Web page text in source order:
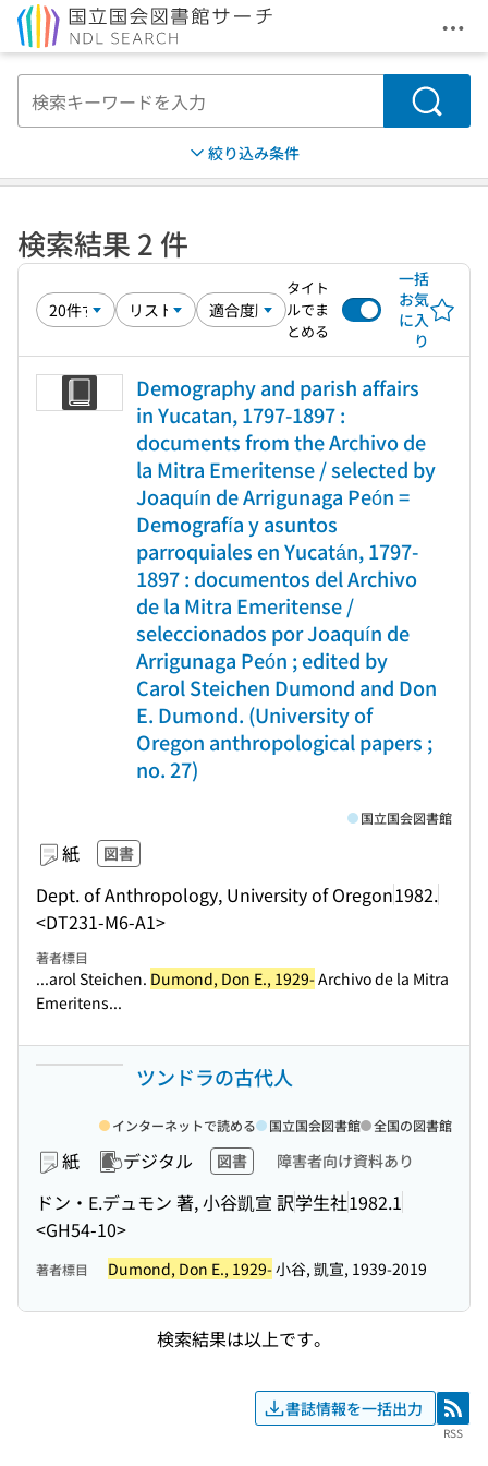
メ
検索
絞り込み条件
検索結果 2 件
タイト
ルでま
とめる
一括
お気
に入
り
Demography and parish affairs
in Yucatan, 1797-1897 :
documents from the Archivo de
la Mitra Emeritense / selected by
Joaquín de Arrigunaga Peón =
Demografía y asuntos
parroquiales en Yucatán, 1797-
1897 : documentos del Archivo
de la Mitra Emeritense /
seleccionados por Joaquín de
Arrigunaga Peón ; edited by
Carol Steichen Dumond and Don
E. Dumond. (University of
Oregon anthropological papers ;
no. 27)
紙 図書
Dept. of Anthropology, University of Oregon1982.
<DT231-M6-A1>
国立国会図書館
著者標目
...arol Steichen. Dumond, Don E., 1929-Archivo de la Mitra
Emeritens...
ツンドラの古代人
紙 デジタル 図書 障害者向け資料あり
ドン・E.デュモン 著, 小谷凱宣 訳学生社1982.1
<GH54-10>
インターネットで読める 国立国会図書館 全国の図書館
著者標目 Dumond, Don E., 1929-小谷, 凱宣, 1939-2019
検索結果は以上です。
書誌情報を一括出力 RSS
RSS